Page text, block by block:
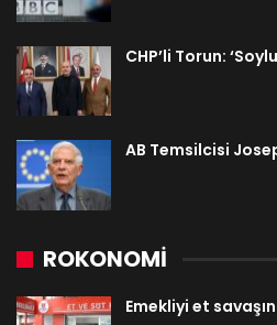
CHP’li Torun:
AB Temsilcisi
ROKONOMİ
Emekliyi et